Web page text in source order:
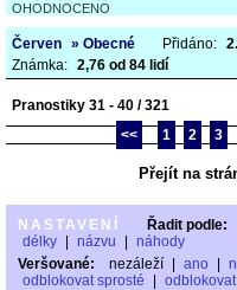
OHODNOCENO
Červen » Obecné Přidáno:
Známka: 2,76 od 84 lidí
Pranostiky 31 - 40 / 321
<<
1 2 3
Přejít na
NASTAVENÍ Řadit podle:
délky
názvu
náhody
Veršované:
nezáleží ano
odblokovat sprosté